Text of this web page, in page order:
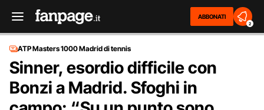
ABBONATI
2
ATP Masters 1000 Madrid di tennis
Sinner, esordio difficile con
Bonzi a Madrid. Sfoghi in